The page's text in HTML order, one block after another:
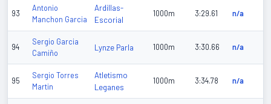
93
Antonio
Manchon Garcia
Ardillas-
Escorial
1000m 3:29.61 n/a
94
Sergio Garcia
Camiño
Lynze Parla 1000m 3:30.66 n/a
95
Sergio Torres
Martin
Atletismo
Leganes
1000m 3:34.78 n/a